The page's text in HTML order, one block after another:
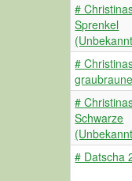
#
Sprenkel
#
#
Schwarze
# Datscha